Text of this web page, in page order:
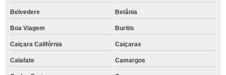
Belvedere Betânia
Boa Viagem Buritis
Caiçara Califórnia Caiçaras
Calafate Camargos